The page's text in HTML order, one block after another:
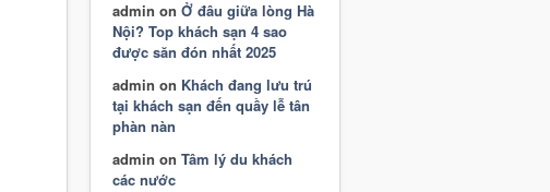
admin on Ở đâu giữa lòng Hà
Nội? Top khách sạn 4 sao
được săn đón nhất 2025
admin on Khách đang lưu trú
tại khách sạn đến quầy lễ tân
phàn nàn
admin on Tâm lý du khách
các nước